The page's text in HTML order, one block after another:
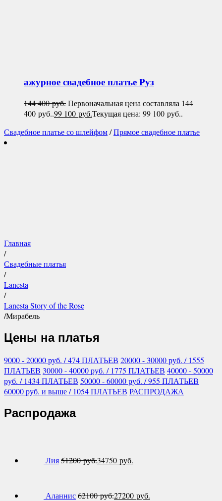
ажурное свадебное платьеРуз
144 400руб.Первоначальная цена составляла 144
400 руб..99 100 руб.Текущая цена: 99 100 руб..
Свадебное платье со шлейфом/Прямое свадебное платье
Главная
/
Свадебные платья
/
Lanesta
/
Lanesta Story of the Rose
/Мирабель
Цены на платья
9000 - 20000руб. / 474 ПЛАТЬЕВ 20000 - 30000руб. / 1555
ПЛАТЬЕВ 30000 - 40000руб. / 1775 ПЛАТЬЕВ 40000 - 50000
руб. / 1434 ПЛАТЬЕВ 50000 - 60000руб. / 955 ПЛАТЬЕВ
60000руб. и выше/ 1054 ПЛАТЬЕВ РАСПРОДАЖА
Распродажа
Лия51200руб.34750 руб.
Аланнис62100руб.27200 руб.